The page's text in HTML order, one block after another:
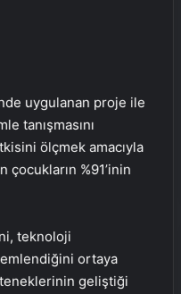
uygulanan proje ile
tanışmasını
ölçmek amacıyla
çocukların %91’inin
teknoloji
ortaya
geliştiği